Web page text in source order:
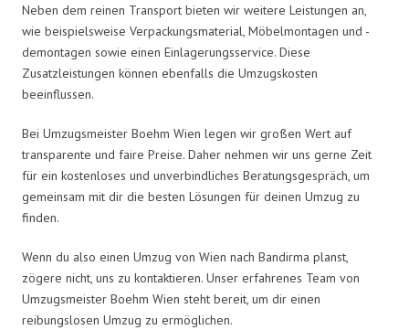
Neben dem reinen Transport bieten wir weitere Leistungen an,
wie beispielsweise Verpackungsmaterial, Möbelmontagen und -
demontagen sowie einen Einlagerungsservice. Diese
Zusatzleistungen können ebenfalls die Umzugskosten
beeinflussen.
Bei Umzugsmeister Boehm Wien legen wir großen Wert auf
transparente und faire Preise. Daher nehmen wir uns gerne Zeit
für ein kostenloses und unverbindliches Beratungsgespräch, um
gemeinsam mit dir die besten Lösungen für deinen Umzug zu
finden.
Wenn du also einen Umzug von Wien nach Bandirma planst,
zögere nicht, uns zu kontaktieren. Unser erfahrenes Team von
Umzugsmeister Boehm Wien steht bereit, um dir einen
reibungslosen Umzug zu ermöglichen.